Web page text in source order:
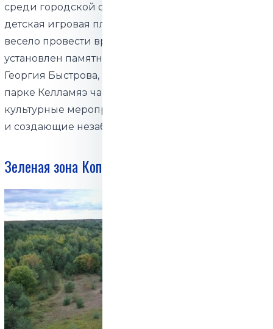
среди городской суеты. В парке также есть
детская игровая площадка, где малыши могут
весело провести время. Кроме того, здесь
установлен памятник, посвященный памяти
Георгия Быстрова, многолетнего мэра Маарду. В
парке Келламяэ часто проходят различные
культурные мероприятия, объединяющие людей
и создающие незабываемые моменты.
Зеленая зона Копранымме